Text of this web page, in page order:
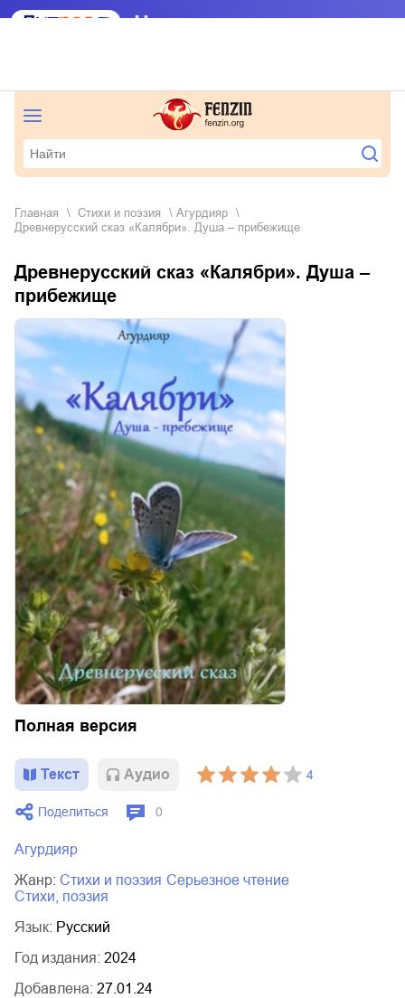
Главная стихи и поэзия
Агурдияр
Древнерусский сказ «Калябри». Душа – прибежище
Древнерусский сказ «Калябри». Душа –
прибежище
Полная версия
Текст Aудио 4
Поделиться 0
Агурдияр
Жанр:
стихи и поэзия
серьезное чтение
cтихи, поэзия
Язык: Русский
Год издания: 2024
Добавлена: 27.01.24